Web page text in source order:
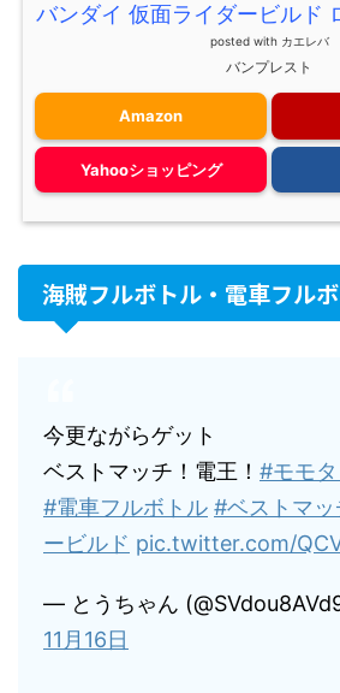
バンダイ 仮面ライダービルド
posted with カエレバ
バンプレスト
Amazon
Yahooショッピング
海賊フルボトル・電車フル
今更ながらゲット
ベストマッチ！電王！ #モモ
#電車フルボトル #ベストマッ
ービルド pic.twitter.com/
— とうちゃん
11月16日